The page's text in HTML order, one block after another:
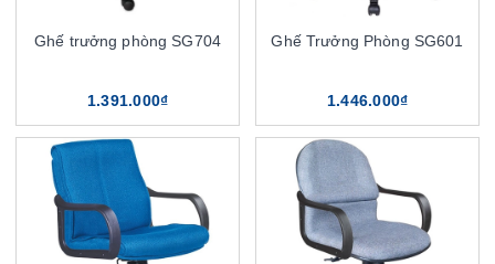
Ghế trưởng phòng SG704
1.391.000₫
Ghế Trưởng Phòng SG601
1.446.000₫